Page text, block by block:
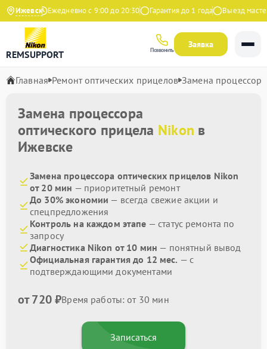
Ижевск
Яндекс Ежедневно с 9:00 до 20:30 Гарантия до 1 года Выезд мастера
REMSUPPORT Позвонить
Заявка
Главная Ремонт оптических прицелов Замена процессора
Замена процессора
оптического прицела Nikon в
Ижевске
Замена процессора оптических прицелов Nikon
от 20 мин — приоритетный ремонт
До 30% экономии — всегда свежие акции и
спецпредложения
Контроль на каждом этапе — статус ремонта по
запросу
Диагностика Nikon от 10 мин — понятный вывод
Официальная гарантия до 12 мес. — с
подтверждающими документами
от 720 ₽Время работы: от 30 мин
Записаться